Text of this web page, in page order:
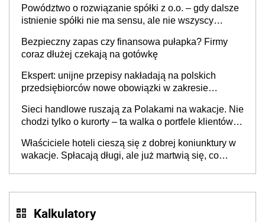
Powództwo o rozwiązanie spółki z o.o. – gdy dalsze
istnienie spółki nie ma sensu, ale nie wszyscy
Bezpieczny zapas czy finansowa pułapka? Firmy
coraz dłużej czekają na gotówkę
Ekspert: unijne przepisy nakładają na polskich
przedsiębiorców nowe obowiązki w zakresie
Sieci handlowe ruszają za Polakami na wakacje. Nie
chodzi tylko o kurorty – ta walka o portfele klientów
cichu
Właściciele hoteli cieszą się z dobrej koniunktury w
wakacje. Spłacają długi, ale już martwią się, co
Kalkulatory